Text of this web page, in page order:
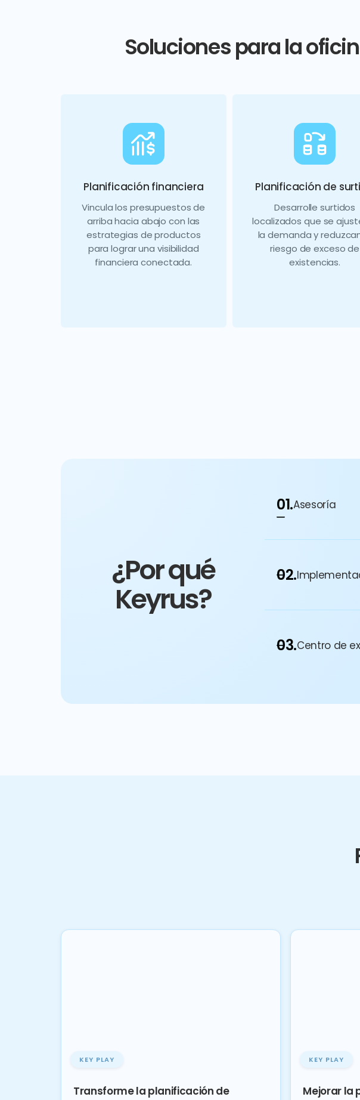
Soluciones para la
Planificación financiera
Vincula los presupuestos de
arriba hacia abajo con las
estrategias de productos
para lograr una visibilidad
financiera conectada.
Planificación de
Desarrolle surtidos
localizados que se
la demanda y
riesgo de exceso de
existencias.
¿Por qué
Keyrus?
01.Asesoría
02.
03.Centro de
KEY PLAY
Transforme la planificación de
KEY PLAY
Mejorar la